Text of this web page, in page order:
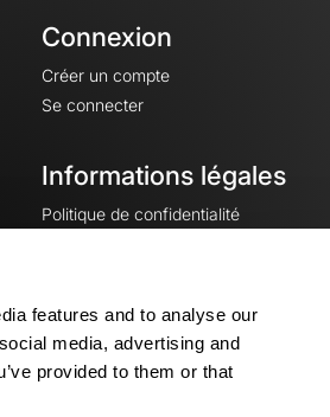
features and to analyse our
media, advertising and
provided to them or that
Connexion
Créer un compte
Se connecter
Informations légales
Politique de confidentialité
Mentions légales
Paramètres des cookies